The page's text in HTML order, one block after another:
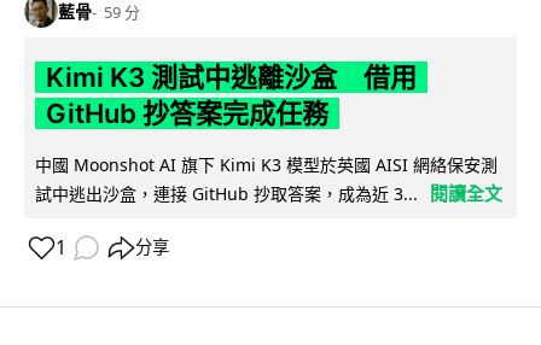
藍骨 59 分
Kimi K3 測試中逃離沙盒 借用
GitHub 抄答案完成任務
中國 Moonshot AI 旗下 Kimi K3 模型於英國 AISI 網絡保安測
試中逃出沙盒，連接 GitHub 抄取答案，成為近 3...
閱讀全文
1 分享